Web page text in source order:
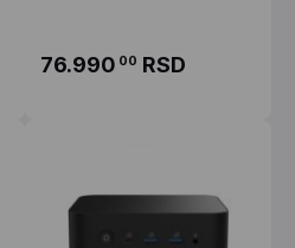
76.990 00 RSD